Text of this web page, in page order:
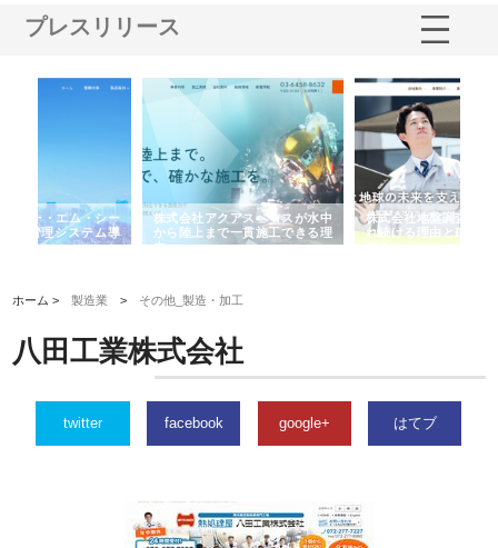
プレスリリース
株式会社アクアスペースが水中
から陸上まで一貫施工できる理
由
株式会社地盤調査事務所が選ば
れ続ける理由と建設コンサルの
強み
ホーム >製造業 > その他_製造・加工
八田工業株式会社
twitter facebook google+ はてブ